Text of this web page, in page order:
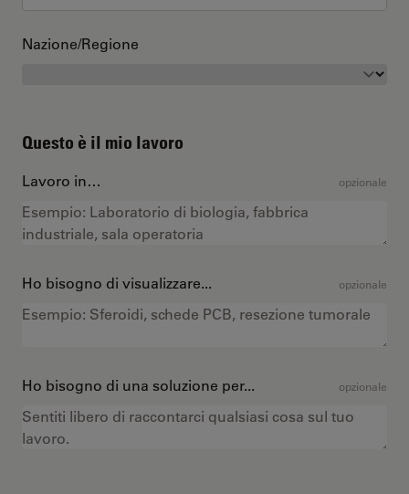
Nazione/Regione
Questo è il mio lavoro
Lavoro in… opzionale
Ho bisogno di visualizzare... opzionale
Ho bisogno di una soluzione per... opzionale